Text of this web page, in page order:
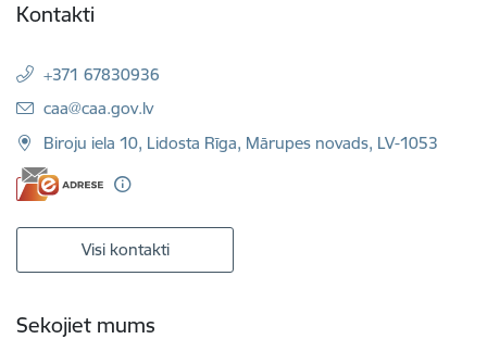
Kontakti
+371 67830936
E-pasts:
caa@caa.gov.lv
Biroju iela 10, Lidosta Rīga, Mārupes novads, LV-1053
Visi kontakti
Sekojiet mums